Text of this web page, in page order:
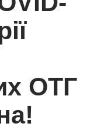
ОТГ